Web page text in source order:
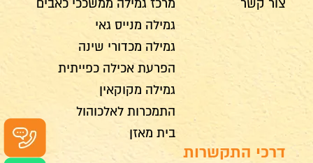
צור קשר
מרכז גמילה ממשככי כאבים
גמילה מנייס גאי
גמילה מכדורי שינה
הפרעת אכילה כפייתית
גמילה מקוקאין
התמכרות לאלכוהול
בית מאזן
דרכי התקשרות